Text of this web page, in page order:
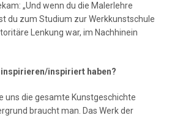
„Und wenn du die Malerlehre
du zum Studium zur Werkkunstschule
Lenkung war, im Nachhinein
inspirieren/inspiriert haben?
uns die gesamte Kunstgeschichte
braucht man. Das Werk der